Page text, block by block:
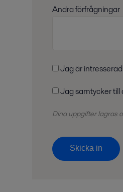
Andra förfrågningar
Jag är
Jag samtycker till
Dina uppgifter lagras
Skicka in